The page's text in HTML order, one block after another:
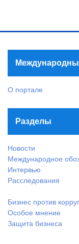
О портале
Разделы
Новости
Международное
Интервью
Расследования
Бизнес против
Особое мнение
Защита бизнеса